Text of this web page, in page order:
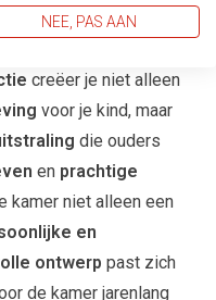
creëer je niet alleen
voor je kind, maar
die ouders
en prachtige
kamer niet alleen een
en
ontwerp past zich
de kamer jarenlang
NEE, PAS AAN